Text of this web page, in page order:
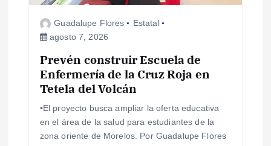
Guadalupe Flores
Estatal
agosto 7, 2026
Prevén construir Escuela de
Enfermería de la Cruz Roja en
Tetela del Volcán
•El proyecto busca ampliar la oferta educativa
en el área de la salud para estudiantes de la
zona oriente de Morelos. Por Guadalupe Flores